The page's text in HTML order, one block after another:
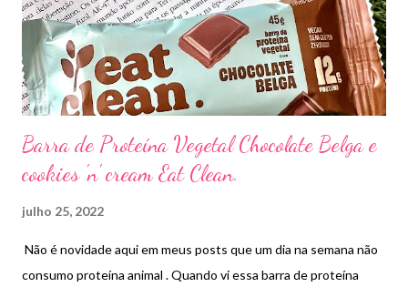
ser comedogênico . Basta inserir na busca o nome do produto .
Barra de Proteína Vegetal Chocolate Belga e
cookies 'n' cream Eat Clean.
julho 25, 2022
Não é novidade aqui em meus posts que um dia na semana não
consumo proteína animal . Quando vi essa barra de proteína